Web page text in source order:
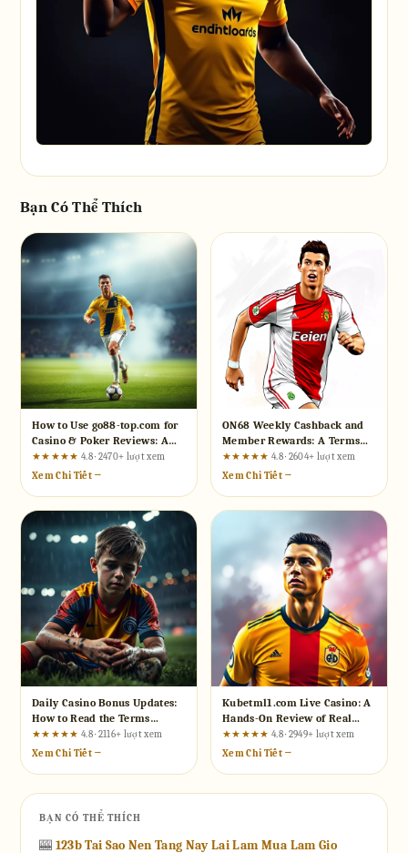
Bạn Có Thể Thích
How to Use go88-top.com for
Casino & Poker Reviews: A
Step-by-Step Guide for
Beginners
★★★★★ 4.8 · 2470+ lượt xem
Xem Chi Tiết →
ON68 Weekly Cashback and
Member Rewards: A Terms
Breakdown for Every Player
Type
★★★★★ 4.8 · 2604+ lượt xem
Xem Chi Tiết →
Daily Casino Bonus Updates:
How to Read the Terms
Before You Claim Anything
★★★★★ 4.8 · 2116+ lượt xem
Xem Chi Tiết →
Kubetml1.com Live Casino: A
Hands-On Review of Real
Dealer Gaming
★★★★★ 4.8 · 2949+ lượt xem
Xem Chi Tiết →
BẠN CÓ THỂ THÍCH
🎰 123b Tai Sao Nen Tang Nay Lai Lam Mua Lam Gio